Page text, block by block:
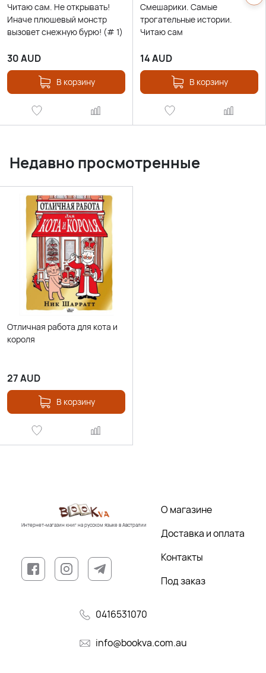
Читаю сам. Не открывать!
Иначе плюшевый монстр
вызовет снежную бурю! (# 1)
30AUD
В корзину
Смешарики. Самые
трогательные истории.
Читаю сам
14AUD
В корзину
Недавно просмотренные
Отличная работа для кота и
короля
27AUD
В корзину
Интернет-магазин книг на русском языке в Австралии
О магазине
Доставка и оплата
Контакты
Под заказ
0416531070
info@bookva.com.au